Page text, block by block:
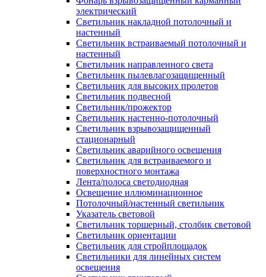
электрический
Светильник накладной потолочный и
настенный
Светильник встраиваемый потолочный и
настенный
Светильник направленного света
Светильник пылевлагозащищенный
Светильник для высоких пролетов
Светильник подвесной
Светильник/прожектор
Светильник настенно-потолочный
Светильник взрывозащищенный
стационарный
Светильник аварийного освещения
Светильник для встраиваемого и
поверхностного монтажа
Лента/полоса светодиодная
Освещение иллюминационное
Потолочный/настенный светильник
Указатель световой
Светильник торшерный, столбик световой
Светильник ориентации
Светильник для стройплощадок
Светильники для линейных систем
освещения